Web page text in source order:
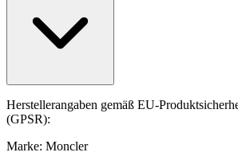
Herstellerangaben gemäß EU-
(GPSR):
Marke: Moncler